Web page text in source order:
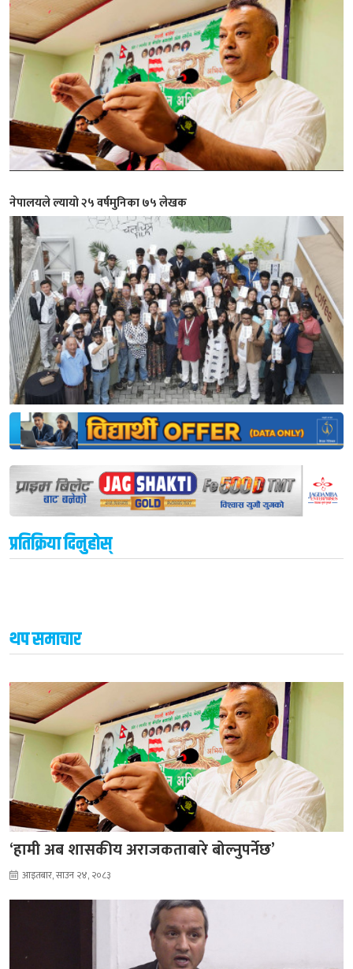
नेपालयले ल्यायो २५ वर्षमुनिका ७५ लेखक
प्रतिक्रिया दिनुहोस्
थप समाचार
‘हामी अब शासकीय अराजकताबारे बोल्नुपर्नेछ’
आइतबार, साउन २४, २०८३